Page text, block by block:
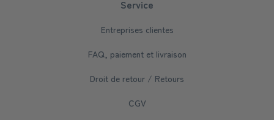
Service
Entreprises clientes
FAQ, paiement et livraison
Droit de retour / Retours
CGV